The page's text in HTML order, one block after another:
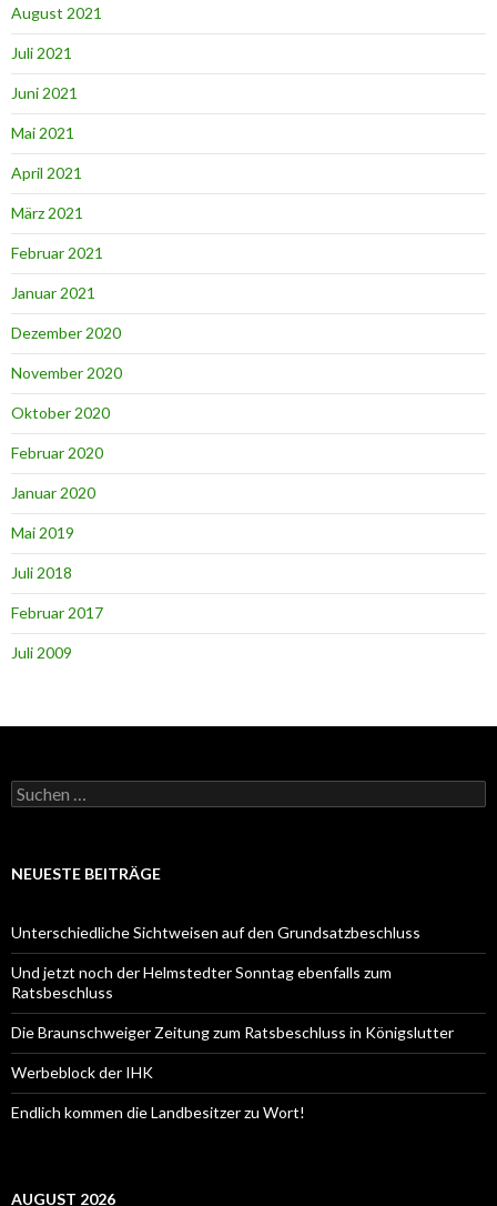
August 2021
Juli 2021
Juni 2021
Mai 2021
April 2021
März 2021
Februar 2021
Januar 2021
Dezember 2020
November 2020
Oktober 2020
Februar 2020
Januar 2020
Mai 2019
Juli 2018
Februar 2017
Juli 2009
Suche
nach:
NEUESTE BEITRÄGE
Unterschiedliche Sichtweisen auf den Grundsatzbeschluss
Und jetzt noch der Helmstedter Sonntag ebenfalls zum
Ratsbeschluss
Die Braunschweiger Zeitung zum Ratsbeschluss in Königslutter
Werbeblock der IHK
Endlich kommen die Landbesitzer zu Wort!
AUGUST 2026